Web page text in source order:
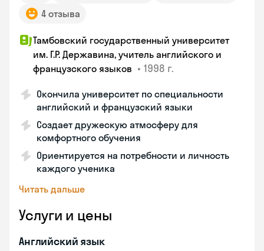
4 отзыва
Тамбовский государственный университет
им. Г.Р. Державина, учитель английского и
французского языков • 1998 г.
Окончила университет по специальности
английский и французский языки
Создает дружескую атмосферу для
комфортного обучения
Ориентируется на потребности и личность
каждого ученика
Читать дальше
Услуги и цены
Английский язык